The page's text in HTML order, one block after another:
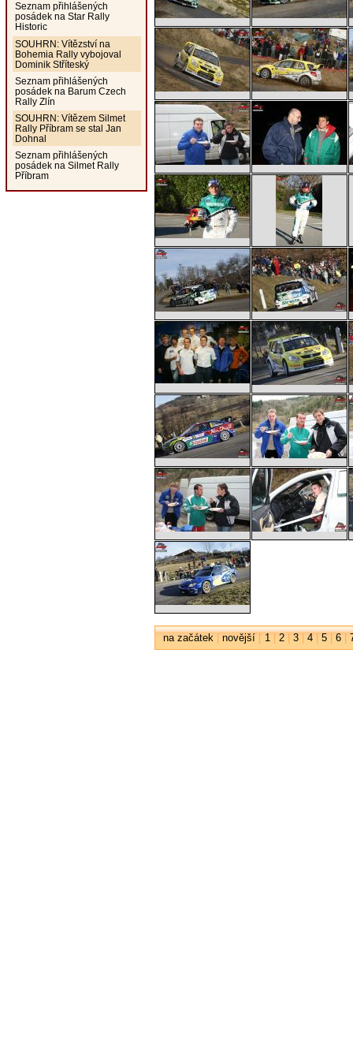
Seznam přihlášených
posádek na Star Rally
Historic
SOUHRN: Vítězství na
Bohemia Rally vybojoval
Dominik Stříteský
Seznam přihlášených
posádek na Barum Czech
Rally Zlín
SOUHRN: Vítězem Silmet
Rally Příbram se stal Jan
Dohnal
Seznam přihlášených
posádek na Silmet Rally
Příbram
na začátek| novější[ 1| 2| 3| 4| 5| 6|